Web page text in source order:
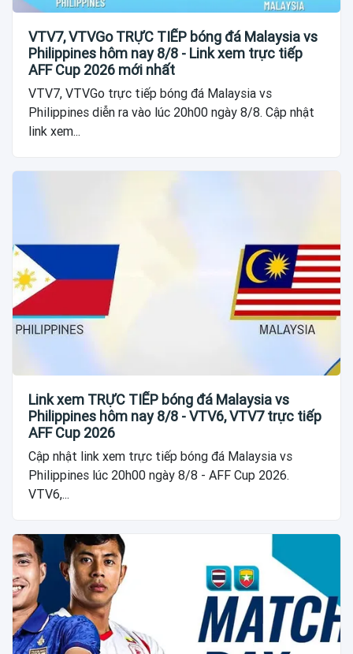
VTV7, VTVGo TRỰC TIẾP bóng đá Malaysia vs
Philippines hôm nay 8/8 - Link xem trực tiếp
AFF Cup 2026 mới nhất
VTV7, VTVGo trực tiếp bóng đá Malaysia vs
Philippines diễn ra vào lúc 20h00 ngày 8/8. Cập nhật
link xem...
Link xem TRỰC TIẾP bóng đá Malaysia vs
Philippines hôm nay 8/8 - VTV6, VTV7 trực tiếp
AFF Cup 2026
Cập nhật link xem trực tiếp bóng đá Malaysia vs
Philippines lúc 20h00 ngày 8/8 - AFF Cup 2026.
VTV6,...